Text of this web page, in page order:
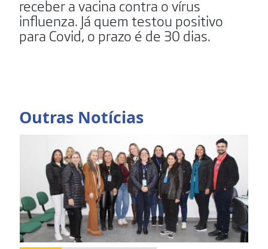
receber a vacina contra o vírus
influenza. Já quem testou positivo
para Covid, o prazo é de 30 dias.
Outras Notícias